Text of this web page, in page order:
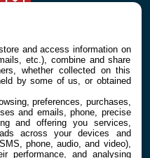
PROPOS
and access information on
etc.), combine and share
whether collected on this
by some of us, or obtained
preferences, purchases,
and emails, phone, precise
and offering you services,
across your devices and
phone, audio, and video),
performance, and analysing